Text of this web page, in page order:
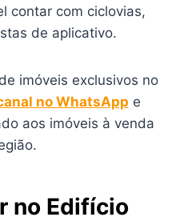
contar com ciclovias,
de aplicativo.
imóveis exclusivos no
no WhatsApp e
aos imóveis à venda
no Edifício